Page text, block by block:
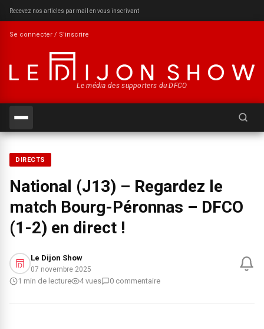
Recevez nos articles par mail en vous inscrivant
Se connecter / S'inscrire
Le média des supporters du DFCO
DIRECTS
National (J13) – Regardez le
match Bourg-Péronnas – DFCO
(1-2) en direct !
Le Dijon Show
07 novembre 2025
1 min de lecture 4 vues 0 commentaire